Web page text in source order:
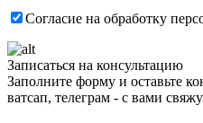
Согласие на обработку
Записаться на консультацию
Заполните форму и оставьте
ватсап, телеграм - с вами